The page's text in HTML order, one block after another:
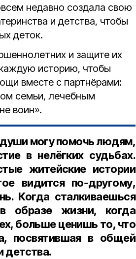
недавно создала свою
и детства, чтобы
деток.
и защите их
каждую историю, чтобы
вместе с партнёрами:
семьи, лечебным
воин».
души могу помочь людям,
в нелёгких судьбах.
житейские истории
видится по‑другому,
Когда сталкиваешься
образе жизни, когда
больше ценишь то, что
посвятившая в общей
детства.